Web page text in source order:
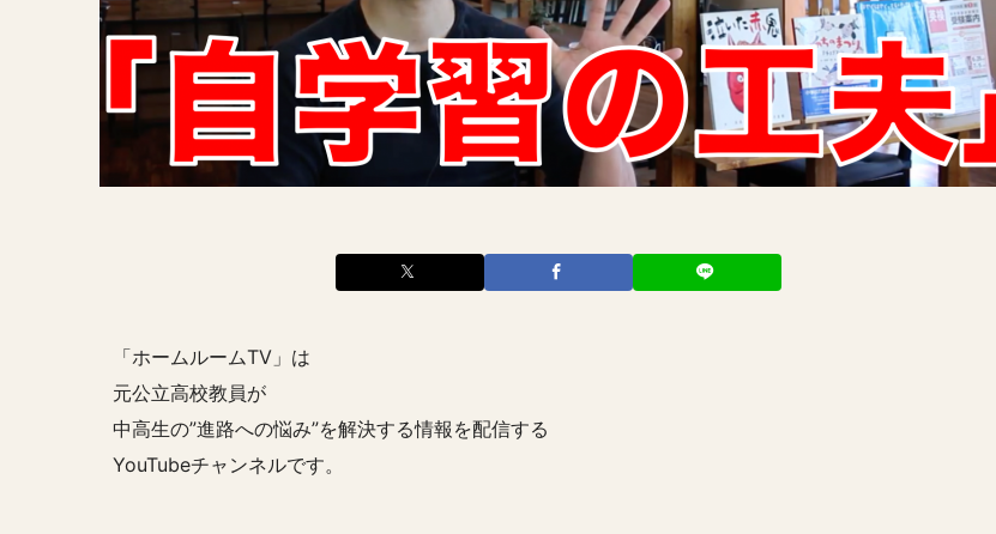
「ホームルームTV」は
元公立高校教員が
中高生の”進路への悩み”を解決する情報を配信する
YouTubeチャンネルです。